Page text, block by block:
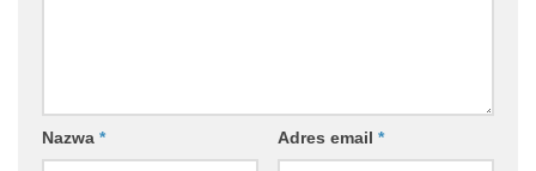
Nazwa * Adres email *